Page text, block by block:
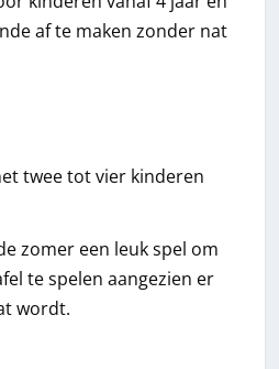
af te maken zonder nat
twee tot vier kinderen
zomer een leuk spel om
te spelen aangezien er
wordt.